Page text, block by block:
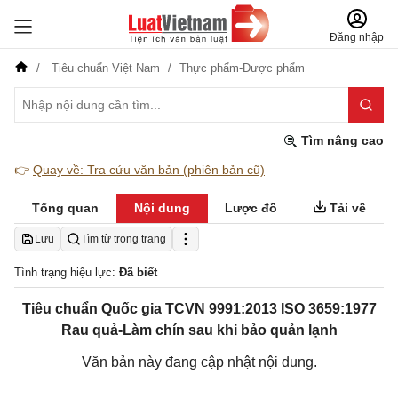
Đăng nhập
Tiêu chuẩn Việt Nam Thực phẩm-Dược phẩm
Tìm nâng cao
👉 Quay về: Tra cứu văn bản (phiên bản cũ)
Tổng quan Nội dung Lược đồ Tải về
Lưu Tìm từ trong trang
Tình trạng hiệu lực: Đã biết
Tiêu chuẩn Quốc gia TCVN 9991:2013 ISO 3659:1977
Rau quả-Làm chín sau khi bảo quản lạnh
Văn bản này đang cập nhật nội dung.